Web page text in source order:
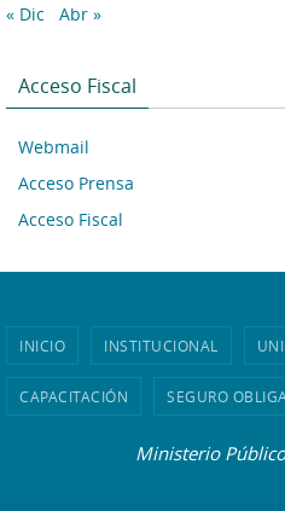
« Dic
Abr »
Acceso Fiscal
Webmail
Acceso Prensa
Acceso Fiscal
INICIO INSTITUCIONAL
CAPACITACIÓN SEGURO
Ministerio